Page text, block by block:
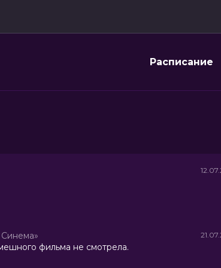
Расписание
фильма не смотрела.